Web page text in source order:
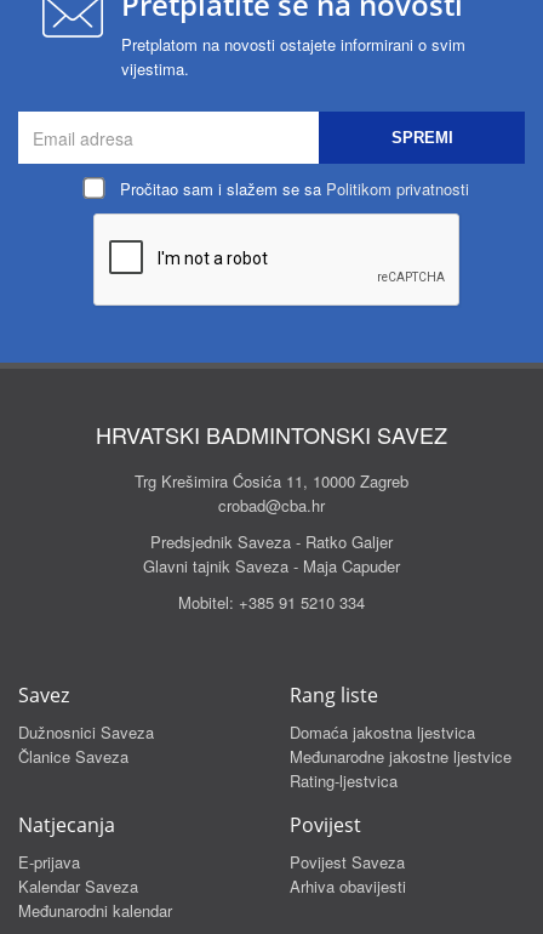
Pretplatom na novosti ostajete informirani o svim
vijestima.
SPREMI
Pročitao sam i slažem se sa Politikom privatnosti
HRVATSKI BADMINTONSKI SAVEZ
Trg Krešimira Ćosića 11, 10000 Zagreb
crobad@cba.hr
Predsjednik Saveza - Ratko Galjer
Glavni tajnik Saveza - Maja Capuder
Mobitel: +385 91 5210 334
Savez
Dužnosnici Saveza
Članice Saveza
Rang liste
Domaća jakostna ljestvica
Međunarodne jakostne ljestvice
Rating-ljestvica
Natjecanja
E-prijava
Kalendar Saveza
Međunarodni kalendar
Povijest
Povijest Saveza
Arhiva obavijesti